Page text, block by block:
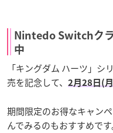
Nintedo Switchク
中
「キングダム ハーツ」
売を記念して、
2月28日(
期間限定のお得なキャン
んでみるのもおすすめです